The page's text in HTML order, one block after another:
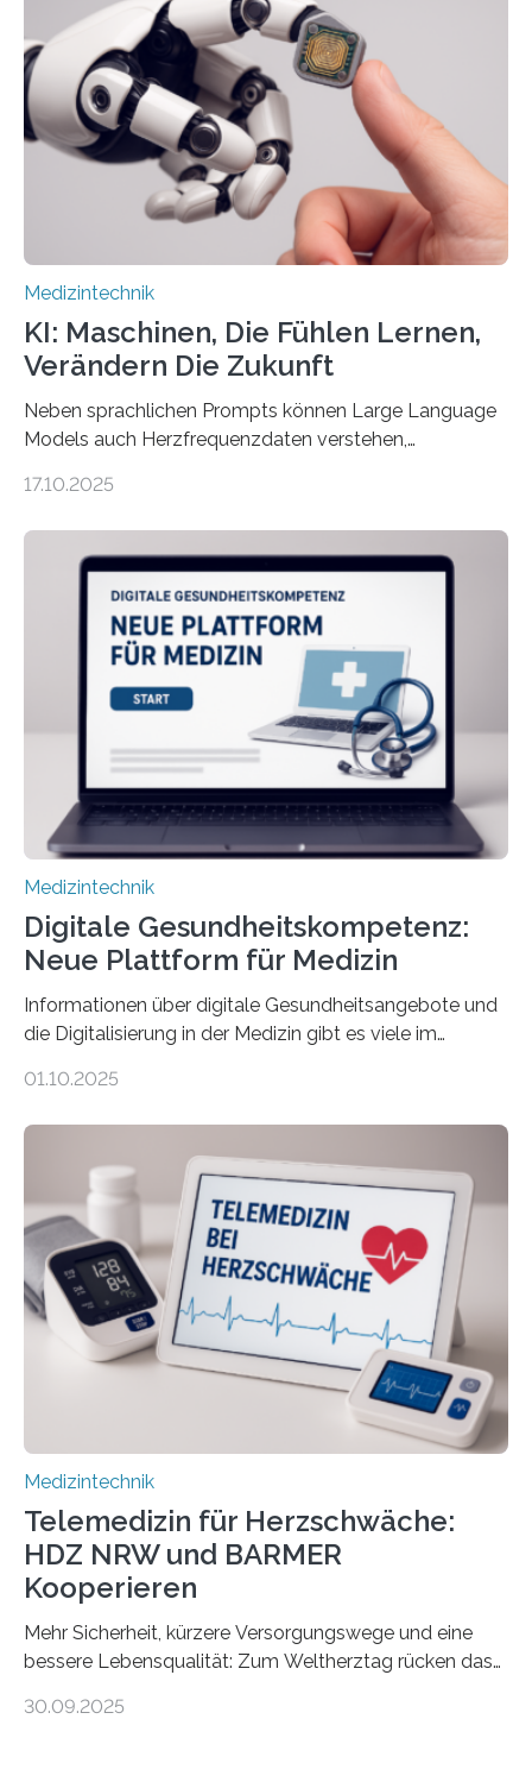
HSHL verantwortet die wissenschaftliche Begleitung
sowie die KI-gestützte Datenauswertung. Das Ziel ist
die Entwicklung eines berührungslosen
Assistenzsystems, das den Zustand der Person
kontinuierlich erfasst, pflegende Personen unterstützt
und in Notfällen selbstständig Alarm schlägt. „Die Idee
Medizintechnik
KI: Maschinen, Die Fühlen Lernen,
Verändern Die Zukunft
Neben sprachlichen Prompts können Large Language
Models auch Herzfrequenzdaten verstehen,
haben Dr. Morris Gellisch, ehemals an der Ruhr-
und Boris Burr von der Ruhr-Universität Bochum in
dafür eine technische Schnittstelle, über die
physiologische Daten in Echtzeit an das Sprachmodell
übermittelt werden können. Die Künstliche Intelligenz
kann dadurch auch die Sprache des Körpers
einbeziehen, auf die Menschen keinen bewussten
Einfluss nehmen. Das eröffnet…
17.10.2025
Medizintechnik
Digitale Gesundheitskompetenz:
Neue Plattform für Medizin
Informationen über digitale Gesundheitsangebote und
die Digitalisierung in der Medizin gibt es viele im
seriösen und wissenschaftlich abgesicherten Inhalten?
Forscherinnen der Technischen Universität Dresden
(TUD) richtet sich das Portal sowohl an Patientinnen
und Patienten, aber ebenso an medizinisches
Fachpersonal. Für all diese Zielgruppen bietet sie
speziell zugeschnittene Informationen, um deren
digitale Gesundheitskompetenz zu steigern. MiHUBx ist
01.10.2025
Medizintechnik
Telemedizin für Herzschwäche:
HDZ NRW und BARMER
Kooperieren
Mehr Sicherheit, kürzere Versorgungswege und eine
bessere Lebensqualität: Zum Weltherztag rücken das
Oeynhausen, und die BARMER die Bedürfnisse von
30.09.2025